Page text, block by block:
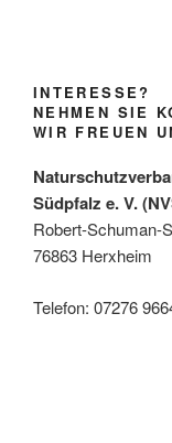
INTERESSE?
NEHMEN SIE
WIR FREUEN
Südpfalz e. V.
Robert-Schuman-
76863 Herxheim
Telefon: 07276